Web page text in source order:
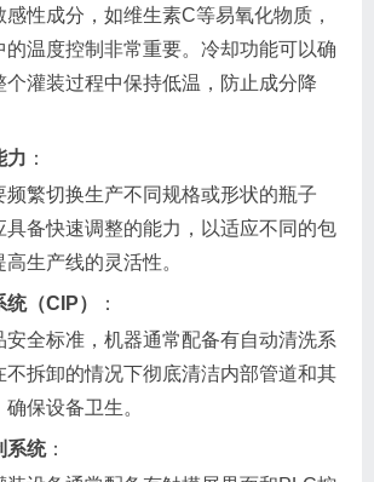
感性成分，如维生素C等易氧化物质，
的温度控制非常重要。冷却功能可以确
个灌装过程中保持低温，防止成分降
力 ：
频繁切换生产不同规格或形状的瓶子
具备快速调整的能力，以适应不同的包
生产线的灵活性。
（CIP）
：
安全标准，机器通常配备有自动清洗系
不拆卸的情况下彻底清洁内部管道和其
保设备卫生。
系统：